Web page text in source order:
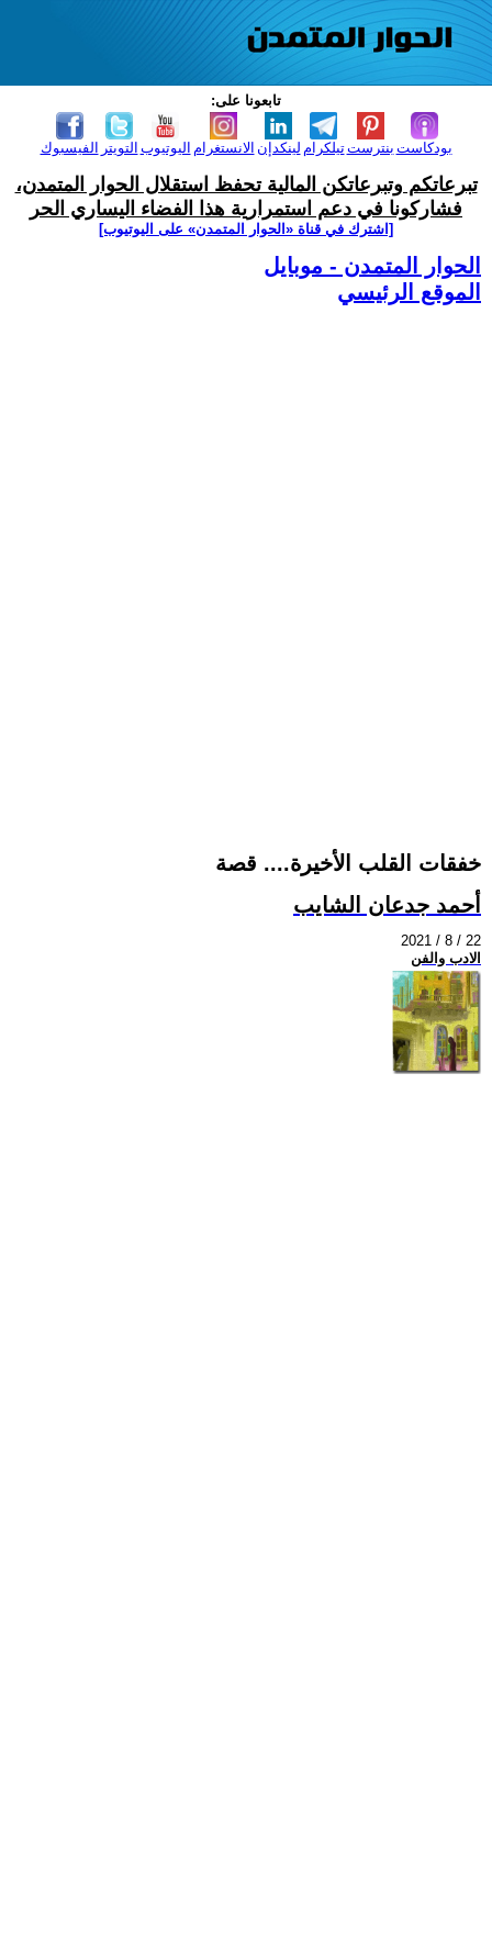
تابعونا على:
الفيسبوك التويتر اليوتيوب الانستغرام لينكدإن تيلكرامبنترست بودكاست
تبرعاتكم وتبرعاتكن المالية تحفظ استقلال الحوار المتمدن،
فشاركونا في دعم استمرارية هذا الفضاء اليساري الحر
[اشترك في قناة ‫«الحوار المتمدن» على اليوتيوب]
الحوار المتمدن - موبايل
الموقع الرئيسي
خفقات القلب الأخيرة.... قصة
أحمد جدعان الشايب
2021 / 8 / 22
الادب والفن